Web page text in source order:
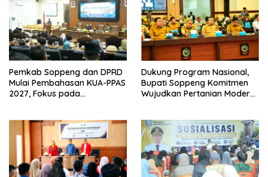
Pemkab Soppeng dan DPRD
Mulai Pembahasan KUA-PPAS
2027, Fokus pada
Dukung Program Nasional,
Bupati Soppeng Komitmen
Wujudkan Pertanian Modern